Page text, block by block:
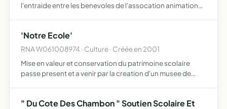
l'entraide entre les benevoles de l'assocation animation
'Notre Ecole'
RNA W061008974 · Culture · Créée en 2001
Mise en valeur et conservation du patrimoine scolaire
passe present et a venir par la creation d'un musee de
" Du Cote Des Chambon " Soutien Scolaire Et